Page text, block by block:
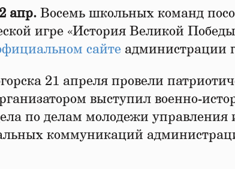
апр. Восемь школьных команд
игре «История Великой
сайте администрации
21 апреля провели
выступил военно-
по делам молодежи
коммуникаций